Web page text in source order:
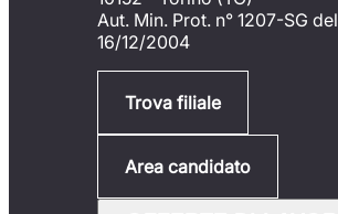
Aut. Min. Prot. n° 1207-SG del
16/12/2004
Trova filiale
Area candidato